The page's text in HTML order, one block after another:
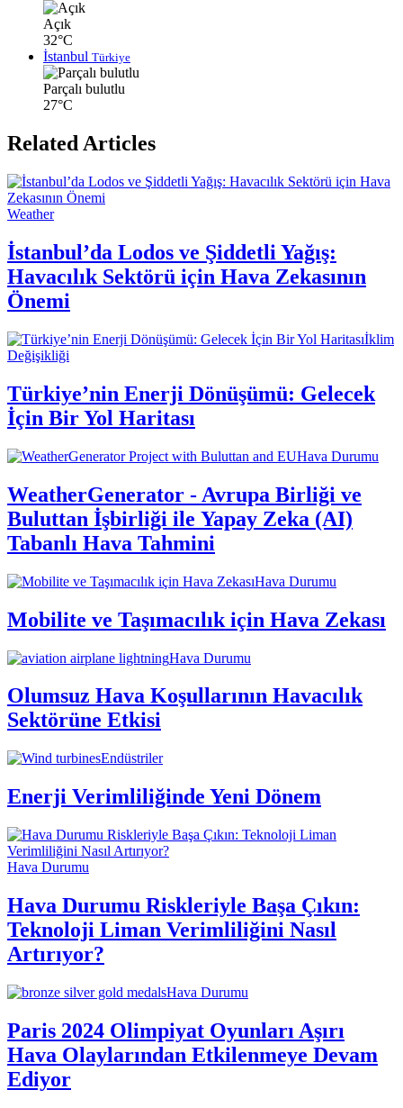
Açık
32°C
İstanbul Türkiye
Parçalı bulutlu
27°C
Related Articles
Weather
İstanbul’da Lodos ve Şiddetli Yağış:
Havacılık Sektörü için Hava Zekasının
Önemi
İklim
Değişikliği
Türkiye’nin Enerji Dönüşümü: Gelecek
İçin Bir Yol Haritası
Hava Durumu
WeatherGenerator - Avrupa Birliği ve
Buluttan İşbirliği ile Yapay Zeka (AI)
Tabanlı Hava Tahmini
Hava Durumu
Mobilite ve Taşımacılık için Hava Zekası
Hava Durumu
Olumsuz Hava Koşullarının Havacılık
Sektörüne Etkisi
Endüstriler
Enerji Verimliliğinde Yeni Dönem
Hava Durumu
Hava Durumu Riskleriyle Başa Çıkın:
Teknoloji Liman Verimliliğini Nasıl
Artırıyor?
Hava Durumu
Paris 2024 Olimpiyat Oyunları Aşırı
Hava Olaylarından Etkilenmeye Devam
Ediyor